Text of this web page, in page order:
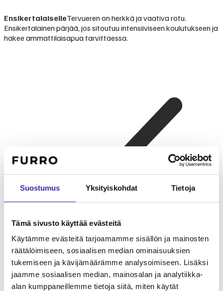
Suostumus Yksityiskohdat Tietoja
Tämä sivusto käyttää evästeitä
Käytämme evästeitä tarjoamamme sisällön ja mainosten
räätälöimiseen, sosiaalisen median ominaisuuksien
tukemiseen ja kävijämäärämme analysoimiseen. Lisäksi
jaamme sosiaalisen median, mainosalan ja analytiikka-
alan kumppaneillemme tietoja siitä, miten käytät
EnsikertalaiselleTervueren on herkkä ja vaativa rotu.
Ensikertalainen pärjää, jos sitoutuu intensiiviseen koulutukseen ja
hakee ammattilaisapua tarvittaessa.
LapsiperheelleTervueren on perheeseensä omistautuva ja
lapsiystävällinen. Rotu on leikkisä ja suojeleva perheenjäseniään
kohtaan.